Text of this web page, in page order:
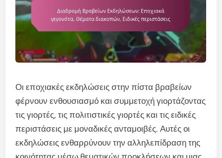
Οι εποχιακές εκδηλώσεις στην πίστα βραβείων
φέρνουν ενθουσιασμό και συμμετοχή γιορτάζοντας
τις γιορτές, τις πολιτιστικές γιορτές και τις ειδικές
περιστάσεις με μοναδικές ανταμοιβές. Αυτές οι
εκδηλώσεις ενθαρρύνουν την αλληλεπίδραση της